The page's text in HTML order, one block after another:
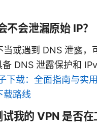
不会泄漏原始 IP？
当或遇到 DNS 泄露，
备 DNS 泄露保护和
下载：全面指南与实
载路线
我的 VPN 是否在